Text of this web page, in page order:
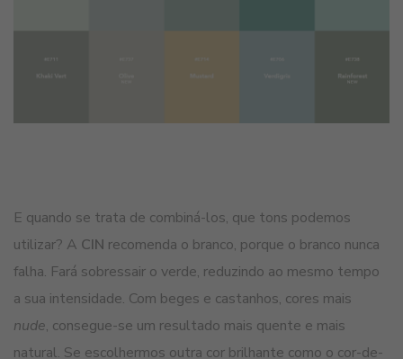
E quando se trata de combiná-los, que tons podemos
utilizar? A CIN recomenda o branco, porque o branco nunca
falha. Fará sobressair o verde, reduzindo ao mesmo tempo
a sua intensidade. Com beges e castanhos, cores mais
nude, consegue-se um resultado mais quente e mais
natural. Se escolhermos outra cor brilhante como o cor-de-